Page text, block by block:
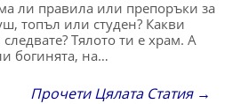
ли правила или препоръки за
топъл или студен? Какви
Тялото ти е храм. А
богинята, на…
Прочети Цялата Статия →